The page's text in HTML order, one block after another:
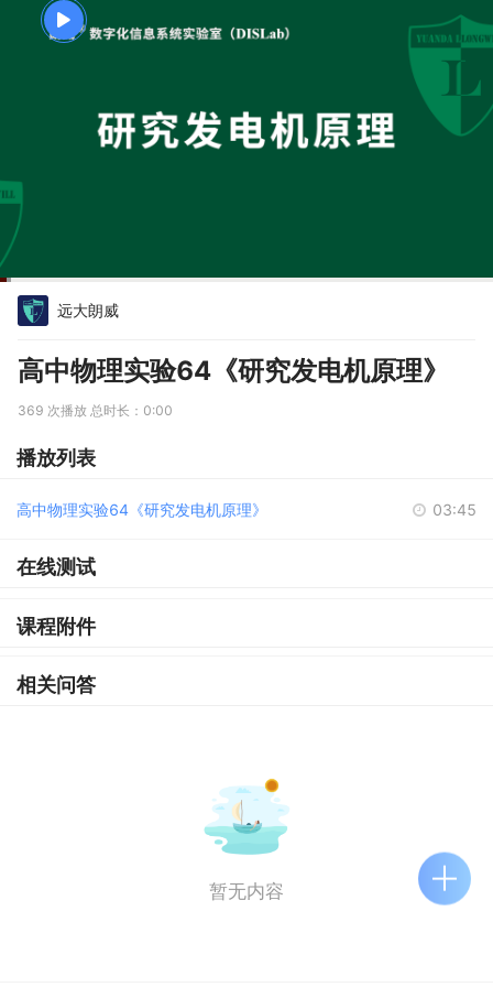
远大朗威
高中物理实验64《研究发电机原理》
369 次播放 总时长： 0:00
播放列表
高中物理实验64《研究发电机原理》 03:45
在线测试
课程附件
相关问答
暂无内容